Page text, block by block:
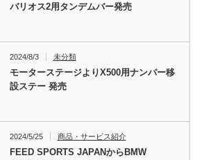
バリオス2用タンデムバー発売
2024/8/3 未分類
モーターステージよりX500用ナンバー移
設ステー 発売
2024/5/25 商品・サービス紹介
FEED SPORTS JAPANからBMW